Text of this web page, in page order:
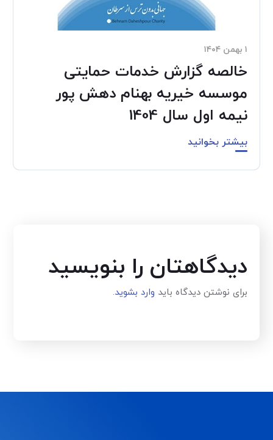
۱ بهمن ۱۴۰۴
خالصه گزارش خدمات حمایتی
موسسه خیریه بهنام دهش پور
نیمه اول سال 1404
بیشتر بخوانید
دیدگاهتان را بنویسید
برای نوشتن دیدگاه باید وارد بشوید.